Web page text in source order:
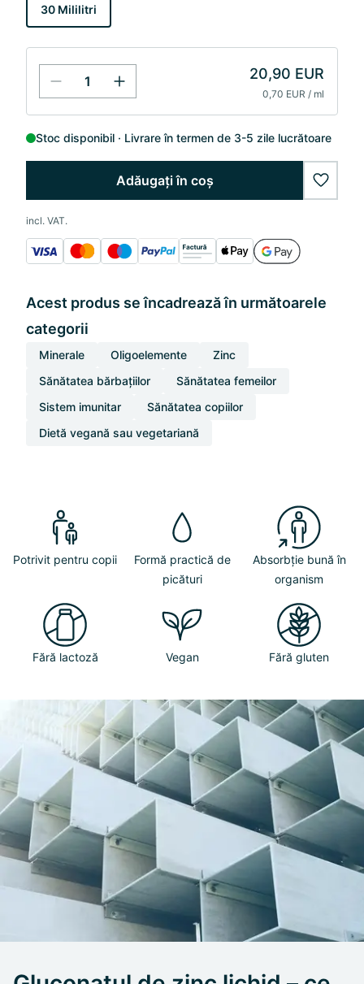
30 Mililitri
20,90 EUR
0,70 EUR / ml
Stoc disponibil Livrare în termen de 3-5 zile lucrătoare
Adăugați în coș
incl. VAT.
Acest produs se încadrează în următoarele
categorii
Minerale Oligoelemente
Zinc
Sănătatea bărbațiilor
Sănătatea femeilor
Sistem imunitar
Sănătatea copiilor
Dietă vegană sau vegetariană
Potrivit pentru copii
Formă practică de
picături
Absorbție bună în
organism
Fără lactoză Vegan Fără gluten